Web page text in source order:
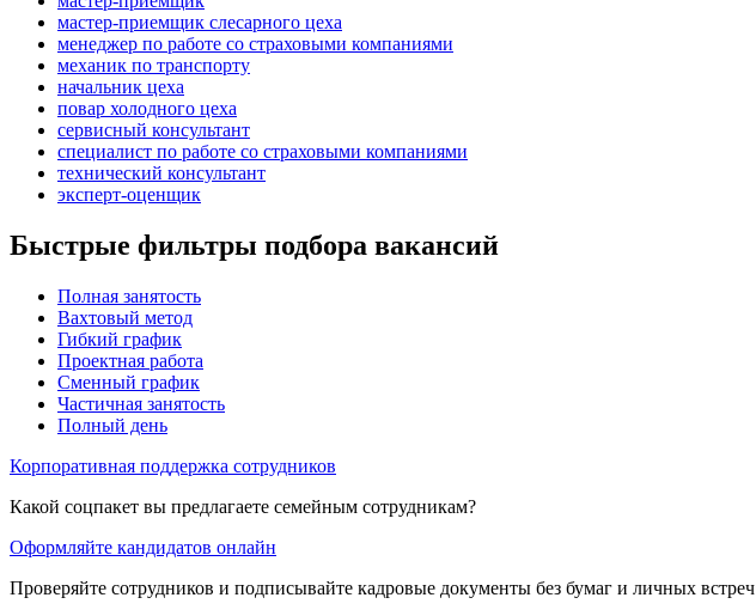
мастер-приемщик слесарного цеха
менеджер по работе со страховыми компаниями
механик по транспорту
начальник цеха
повар холодного цеха
сервисный консультант
специалист по работе со страховыми компаниями
технический консультант
эксперт-оценщик
Быстрые фильтры подбора вакансий
Полная занятость
Вахтовый метод
Гибкий график
Проектная работа
Сменный график
Частичная занятость
Полный день
Корпоративная поддержка сотрудников
Какой соцпакет вы предлагаете семейным сотрудникам?
Оформляйте кандидатов онлайн
Проверяйте сотрудников и подписывайте кадровые документы без бумаг и личных встреч